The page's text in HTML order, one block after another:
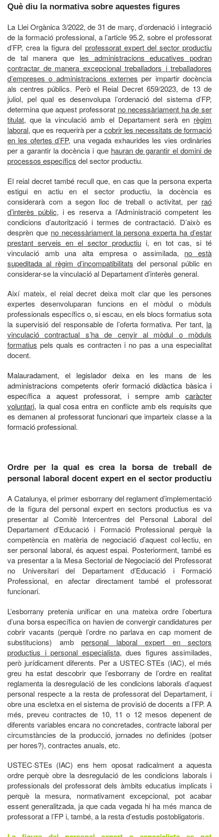
Què diu la normativa sobre aquestes figures
La Llei Orgànica 3/2022, de 31 de març, d’ordenació i integració
de la formació professional, a l’article 95.2, sobre el professorat
d’FP, crea la figura del professorat expert del sector productiu
de tal manera que les administracions educatives podran
contractar de manera excepcional treballadors i treballadores
d’empreses o administracions externes per impartir docència
als centres públics. Però el Reial Decret 659/2023, de 13 de
juliol, pel qual es desenvolupa l’ordenació del sistema d’FP,
determina que aquest professorat no necessàriament ha de ser
titulat, que la vinculació amb el Departament serà en règim
laboral, que es requerirà per acobrir les necessitats de formació
en les ofertes d’FP, una vegada exhaurides les vies ordinàries
per a garantir la docència i que hauran de garantir el domini de
processos específics del sector productiu.
El reial decret també recull que, en cas que la persona experta
estigui en actiu en el sector productiu, la docència es
considerarà com a segon lloc de treball o activitat, per raó
d’interès públic, i es reserva a l’Administració competent les
condicions d’autorització i termes de contractació. D’això es
desprèn que no necessàriament la persona experta ha d’estar
prestant serveis en el sector productiu i, en tot cas, si té
vinculació amb una alta empresa o assimilada, no està
supeditada al règim d’incompatibilitats del personal públic en
considerar-se la vinculació al Departament d’interès general.
Així mateix, el reial decret deixa molt clar que les persones
expertes desenvoluparan funcions en el mòdul o mòduls
professionals específics o, si escau, en els blocs formatius sota
la supervisió del responsable de l’oferta formativa. Per tant, la
vinculació contractual s’ha de cenyir al mòdul o mòduls
formatius pels quals es contracten i no pas a una especialitat
docent.
Malauradament, el legislador deixa en les mans de les
administracions competents oferir formació didàctica bàsica i
específica a aquest professorat, i sempre amb caràcter
voluntari, la qual cosa entra en conflicte amb els requisits que
es demanen al professorat funcionari que imparteix classe a la
formació professional.
Ordre per la qual es crea la borsa de treball de
personal laboral docent expert en el sector productiu
A Catalunya, el primer esborrany del reglament d’implementació
de la figura del personal expert en sectors productius es va
presentar al Comitè Intercentres del Personal Laboral del
Departament d’Educació i Formació Professional perquè la
competència en matèria de negociació d’aquest col·lectiu, en
ser personal laboral, és aquest espai. Posteriorment, també es
va presentar a la Mesa Sectorial de Negociació del Professorat
no Universitari del Departament d’Educació i Formació
Professional, en afectar directament també el professorat
funcionari.
L’esborrany pretenia unificar en una mateixa ordre l’obertura
d’una borsa específica on havien de convergir candidatures per
cobrir vacants (perquè l’ordre no parlava en cap moment de
substitucions) amb personal laboral expert en sectors
productius i personal especialista, dues figures assimilades,
però jurídicament diferents. Per a USTEC·STEs (IAC), el més
greu ha estat descobrir que l’esborrany de l’ordre en realitat
reglamenta la desregulació de les condicions laborals d’aquest
personal respecte a la resta de professorat del Departament, i
obre una escletxa en el sistema de provisió de docents a l’FP. A
més, preveu contractes de 10, 11 o 12 mesos depenent de
diferents variables encara no concretades, contracte laboral per
circumstàncies de la producció, jornades no definides (potser
per hores?), contractes anuals, etc.
USTEC·STEs (IAC) ens hem oposat radicalment a aquesta
ordre perquè obre la desregulació de les condicions laborals i
professionals del professorat dels àmbits educatius implicats i
perquè la mesura, normativament excepcional, pot acabar
essent generalitzada, ja que cada vegada hi ha més manca de
professorat a l’FP i, també, a la resta d’estudis postobligatoris.